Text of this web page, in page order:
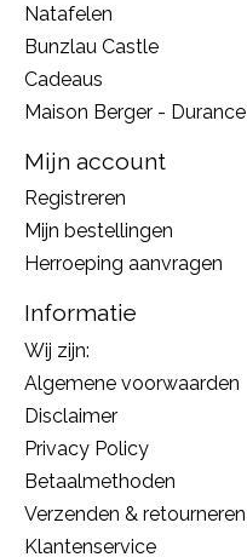
Natafelen
Bunzlau Castle
Cadeaus
Maison Berger - Durance
Mijn account
Registreren
Mijn bestellingen
Herroeping aanvragen
Informatie
Wij zijn:
Algemene voorwaarden
Disclaimer
Privacy Policy
Betaalmethoden
Verzenden & retourneren
Klantenservice